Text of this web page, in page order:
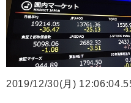
2019/12/30(月)